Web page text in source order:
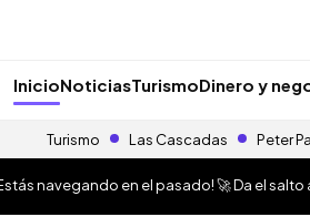
InicioNoticiasTurismoDinero y
Turismo Las Cascadas Peter
navegando en el pasado! 🚀 Da el salto